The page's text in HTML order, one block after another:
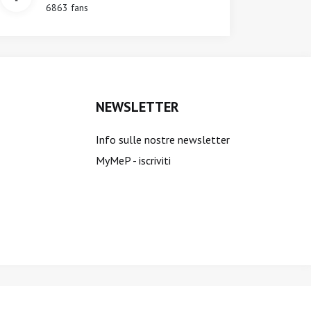
6863 fans
NEWSLETTER
Info sulle nostre newsletter
MyMeP - iscriviti